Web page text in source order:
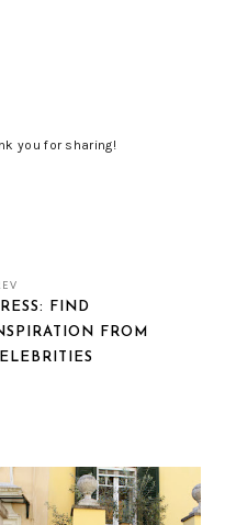
you for sharing!
FIND
FROM